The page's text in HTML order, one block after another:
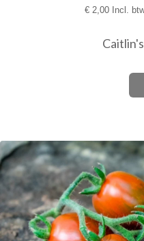
€2,00 Incl.